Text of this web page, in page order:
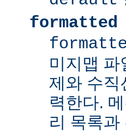
formatted
미지맵
제와 수직
력한다.
리 목록과